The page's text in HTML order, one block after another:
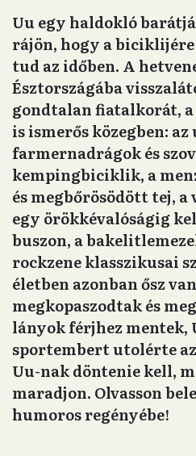
Uu egy haldokló
rájön, hogy a
tud az időben. A
Észtországába
gondtalan fiatalkorát,
is ismerős közegben:
farmernadrágok és
kempingbiciklik, a
és megbőrösödött tej,
egy örökkévalóságig
buszon, a
rockzene klasszikusai
életben azonban ősz
megkopaszodtak és
lányok férjhez mentek,
sportembert utolérte
Uu-nak döntenie kell,
maradjon. Olvasson
humoros regényébe!